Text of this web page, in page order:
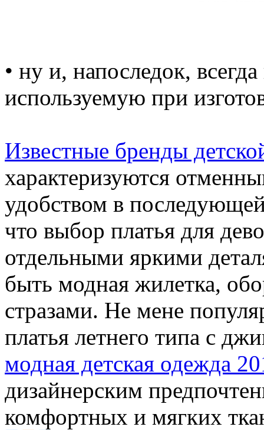
• ну и, напоследок,
используемую при
Известные бренды
характеризуются
удобством в
что выбор платья для
отдельными яркими
быть модная жилетка,
стразами. Не мене
платья летнего типа с
модная детская одежда
дизайнерским
комфортных и мягких